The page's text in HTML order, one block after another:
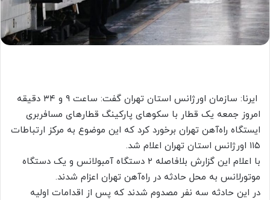
ایرنا: سازمان اورژانس استان تهران گفت: ساعت ۹ و ۳۴ دقیقه
امروز جمعه یک قطار با سکوهای پارکینگ قطارهای مسافربری
ایستگاه راه‌آهن تهران برخورد کرد که این موضوع به مرکز ارتباطات
۱۱۵ اورژانس استان تهران اعلام شد.
با اعلام این گزارش بلافاصله ۲ دستگاه آمبولانس و یک دستگاه
موتورلانس به محل حادثه در راه‌آهن تهران اعزام شدند.
در این حادثه سه نفر مصدوم شدند که پس از اقدامات اولیه